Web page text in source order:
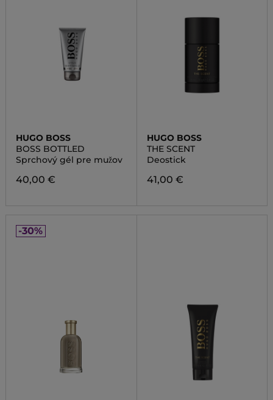
HUGO BOSS
BOSS BOTTLED
Sprchový gél pre mužov
40,00 €
HUGO BOSS
THE SCENT
Deostick
41,00 €
-30%